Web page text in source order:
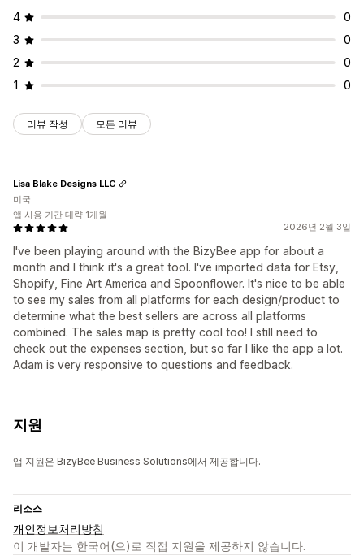
4
0
3
0
2
0
1
0
리뷰 작성 모든 리뷰
2026년 2월 3일
I've been playing around with the BizyBee app for about a
month and I think it's a great tool. I've imported data for Etsy,
Shopify, Fine Art America and Spoonflower. It's nice to be able
to see my sales from all platforms for each design/product to
determine what the best sellers are across all platforms
combined. The sales map is pretty cool too! I still need to
check out the expenses section, but so far I like the app a lot.
Adam is very responsive to questions and feedback.
Lisa Blake Designs LLC
미국
앱 사용 기간 대략 1개월
지원
앱 지원은 BizyBee Business Solutions에서 제공합니다.
리소스
개인정보처리방침
이 개발자는 한국어(으)로 직접 지원을 제공하지 않습니다.